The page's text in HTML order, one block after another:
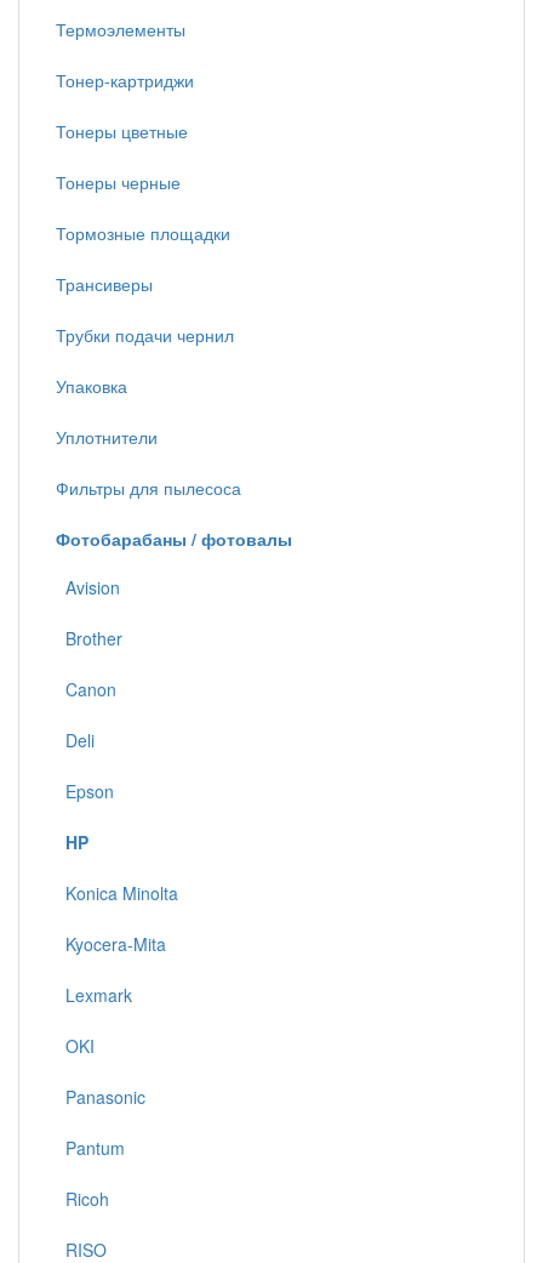
Термоэлементы
Тонер-картриджи
Тонеры цветные
Тонеры черные
Тормозные площадки
Трансиверы
Трубки подачи чернил
Упаковка
Уплотнители
Фильтры для пылесоса
Фотобарабаны / фотовалы
Avision
Brother
Canon
Deli
Epson
HP
Konica Minolta
Kyocera-Mita
Lexmark
OKI
Panasonic
Pantum
Ricoh
RISO